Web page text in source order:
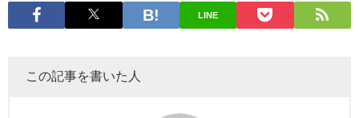
LINE
この記事を書いた人